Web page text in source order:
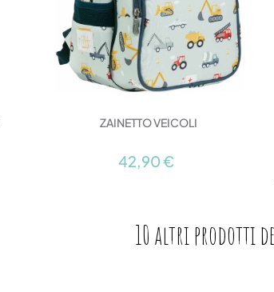
ZAINETTO VEICOLI
42,90 €
10 altri prodotti